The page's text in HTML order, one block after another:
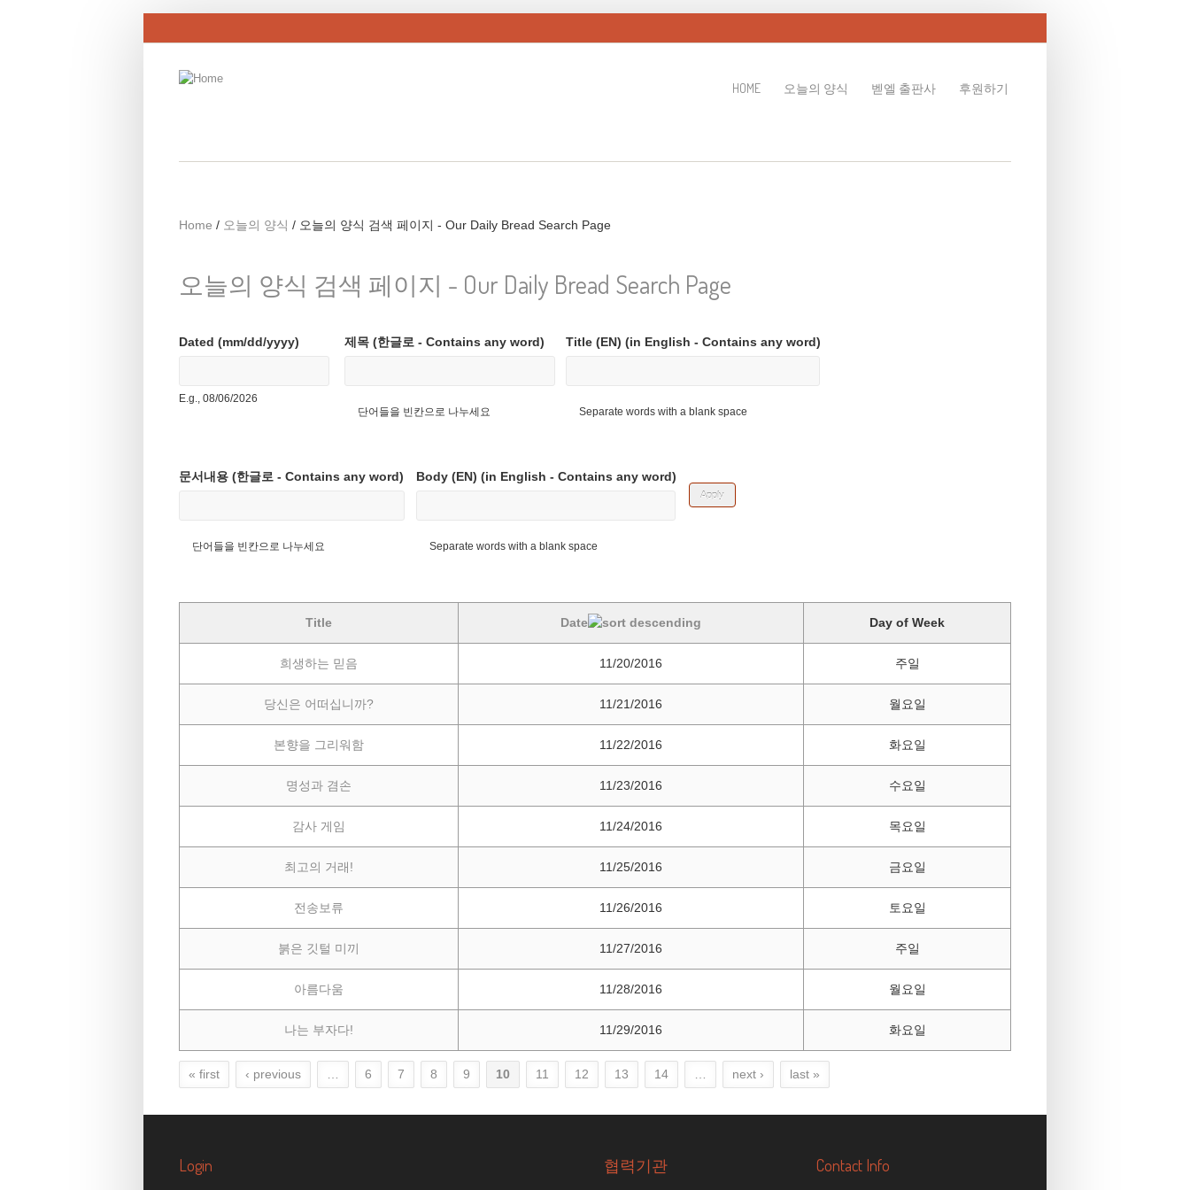
HOME 오늘의 양식 벧엘 출판사 후원하기
Home / 오늘의 양식 / 오늘의 양식 검색 페이지 - Our Daily Bread Search Page
오늘의 양식 검색 페이지 - Our Daily Bread Search Page
Dated (mm/dd/yyyy)
E.g., 08/06/2026
제목 (한글로 - Contains any word)
단어들을 빈칸으로 나누세요
Title (EN) (in English - Contains any word)
Separate words with a blank space
문서내용 (한글로 - Contains any word)
단어들을 빈칸으로 나누세요
Body (EN) (in English - Contains any word)
Separate words with a blank space
Title Date Day of Week
희생하는 믿음 11/20/2016 주일
당신은 어떠십니까? 11/21/2016 월요일
본향을 그리워함 11/22/2016 화요일
명성과 겸손 11/23/2016 수요일
감사 게임 11/24/2016 목요일
최고의 거래! 11/25/2016 금요일
전송보류 11/26/2016 토요일
붉은 깃털 미끼 11/27/2016 주일
아름다움 11/28/2016 월요일
나는 부자다! 11/29/2016 화요일
Pages
« first ‹ previous 6 7 8 9 10 11 12 13 14 next › last »
Login 협력기관 Contact Info